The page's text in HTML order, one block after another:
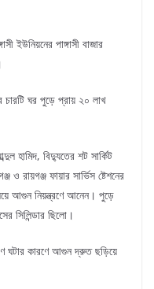
ইউনিয়নের পাঙ্গাসী বাজার
চারটি ঘর পুড়ে প্রায় ২০ লাখ
হামিদ, বিদ্যুতের শট সার্কিট
রায়গঞ্জ ফায়ার সার্ভিস ষ্টেশনের
আগুন নিয়ন্ত্রণে আনেন। পুড়ে
সিলিন্ডার ছিলো।
ঘটার কারণে আগুন দ্রুত ছড়িয়ে